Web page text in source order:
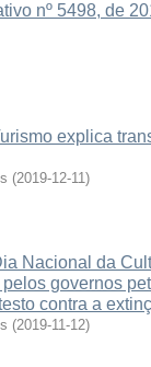
nº 5498, de
explica
(2019-12-11)
Nacional da
governos
contra a
(2019-11-12)